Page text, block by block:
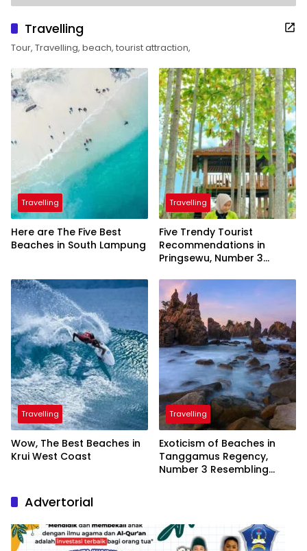
Travelling
Tour, Travelling, beach, tourist attraction,
Travelling
Here are The Five Best
Beaches in South Lampung
Travelling
Five Trendy Tourist
Recommendations in
Pringsewu, Number 3
President
Travelling
Wow, The Best Beaches in
Krui West Coast
Travelling
Exoticism of Beaches in
Tanggamus Regency,
Number 3 Resembling
Advertorial